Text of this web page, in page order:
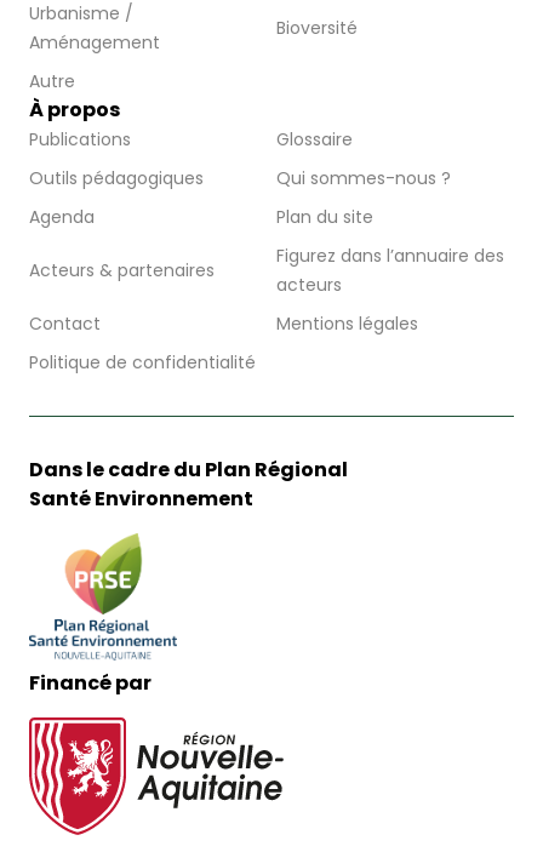
Urbanisme /
Aménagement
Bioversité
Autre
À propos
Publications
Glossaire
Outils pédagogiques
Qui sommes-nous ?
Agenda
Plan du site
Acteurs & partenaires
Figurez dans l’annuaire des
acteurs
Contact
Mentions légales
Politique de confidentialité
Dans le cadre du Plan Régional
Santé Environnement
Financé par